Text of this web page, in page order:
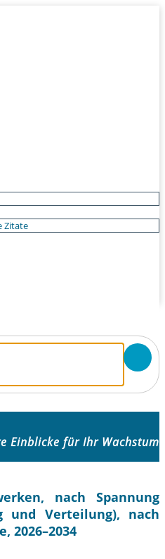
Zitate
Einblicke für Ihr Wachstum
nach Spannung
und Verteilung), nach
2026–2034